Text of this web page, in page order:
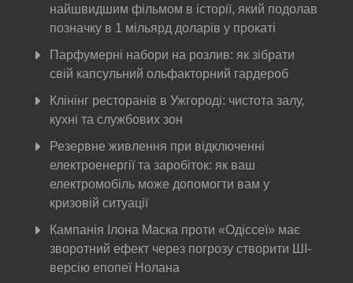
найшвидшим фільмом в історії, який подолав
позначку в 1 мільярд доларів у прокаті
Парфумерні набори на розлив: як зібрати
свій капсульний ольфакторний гардероб
Клінінг ресторанів в Ужгороді: чистота залу,
кухні та службових зон
Резервне живлення при відключенні
електроенергії та заробіток: як ваш
електромобіль може допомогти вам у
кризовій ситуації
Кампанія Ілона Маска проти «Одіссеї» має
зворотний ефект через погрозу створити ШІ-
версію епопеї Нолана